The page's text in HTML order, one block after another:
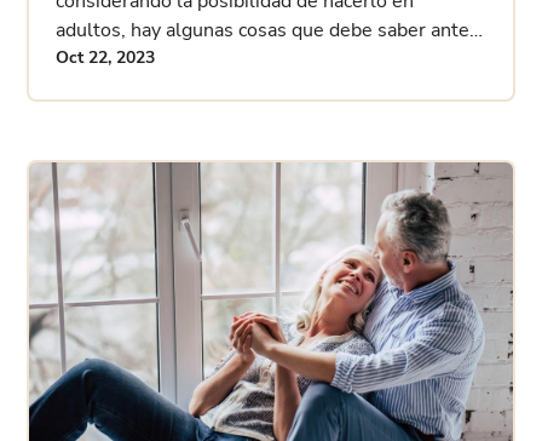
adultos, hay algunas cosas que debe saber antes
de someterse a la cirugía. Sigue leyendo para
Oct 22, 2023